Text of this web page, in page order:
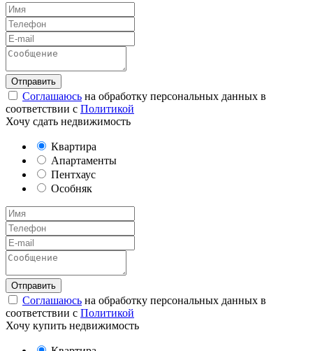
Соглашаюсь на обработку персональных данных в
соответствии с Политикой
Хочу сдать недвижимость
Квартира
Апартаменты
Пентхаус
Особняк
Соглашаюсь на обработку персональных данных в
соответствии с Политикой
Хочу купить недвижимость